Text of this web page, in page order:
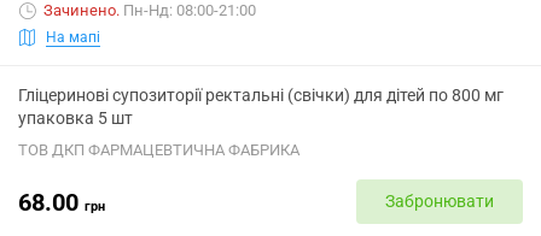
Зачинено. Пн-Нд: 08:00-21:00
На мапі
Гліцеринові супозиторії ректальні (свічки) для дітей по 800 мг
упаковка 5 шт
ТОВ ДКП ФАРМАЦЕВТИЧНА ФАБРИКА
68.00 грн Забронювати